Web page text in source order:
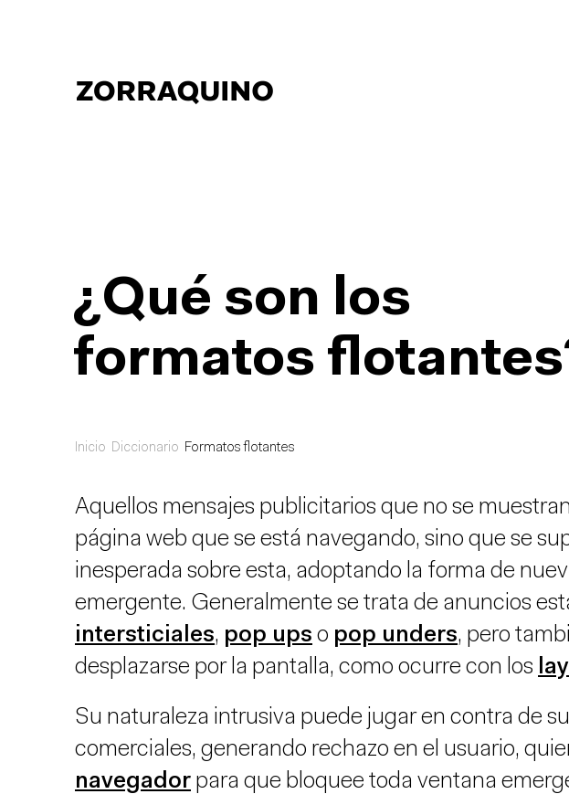
¿Qué son los
formatos
Inicio Diccionario Formatos flotantes
Aquellos mensajes publicitarios que no se
página web que se está navegando, sino que se
inesperada sobre esta, adoptando la forma de
emergente. Generalmente se trata de anuncios
intersticiales, pop ups o pop unders, pero
desplazarse por la pantalla, como ocurre con los
Su naturaleza intrusiva puede jugar en contra de
comerciales, generando rechazo en el usuario,
navegador para que bloquee toda ventana